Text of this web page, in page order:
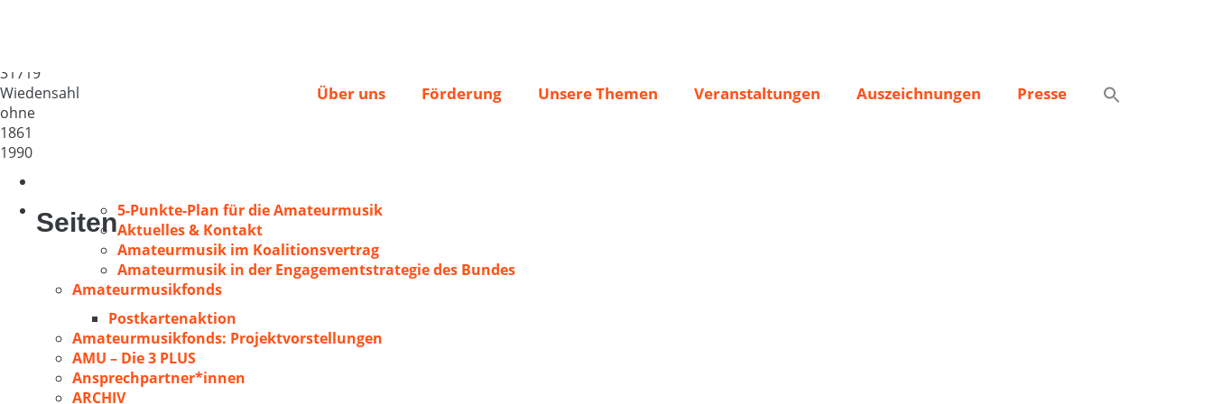
Über uns Förderung Unsere Themen Veranstaltungen Auszeichnungen Presse
31719
Wiedensahl
ohne
1861
1990
Seiten5-Punkte-Plan für die Amateurmusik
Aktuelles & Kontakt
Amateurmusik im Koalitionsvertrag
Amateurmusik in der Engagementstrategie des Bundes
Amateurmusikfonds
Postkartenaktion
Amateurmusikfonds: Projektvorstellungen
AMU – Die 3 PLUS
Ansprechpartner*innen
ARCHIV